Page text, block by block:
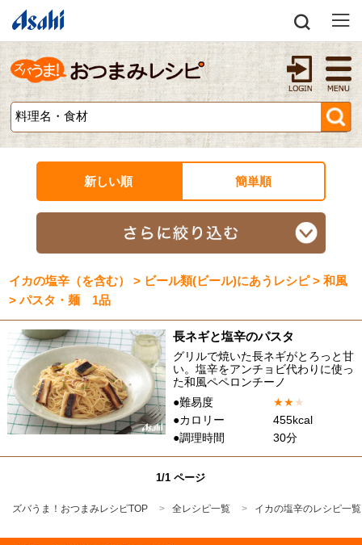
新しい順 簡単順
イカの塩辛（を含む） > ビール類(ビール)にあうレシピ > 和風
> パスタ・麺 1品
長ネギと塩辛のパスタ
グリルで焼いた長ネギがとろっと甘
い。塩辛をアンチョビ代わりに使っ
た和風ペペロンチーノ
●難易度
★★★
●カロリー
455kcal
●調理時間
30分
1/1 ページ
ズバうま！おつまみレシピTOP 全レシピ一覧 イカの塩辛のレシピ一覧